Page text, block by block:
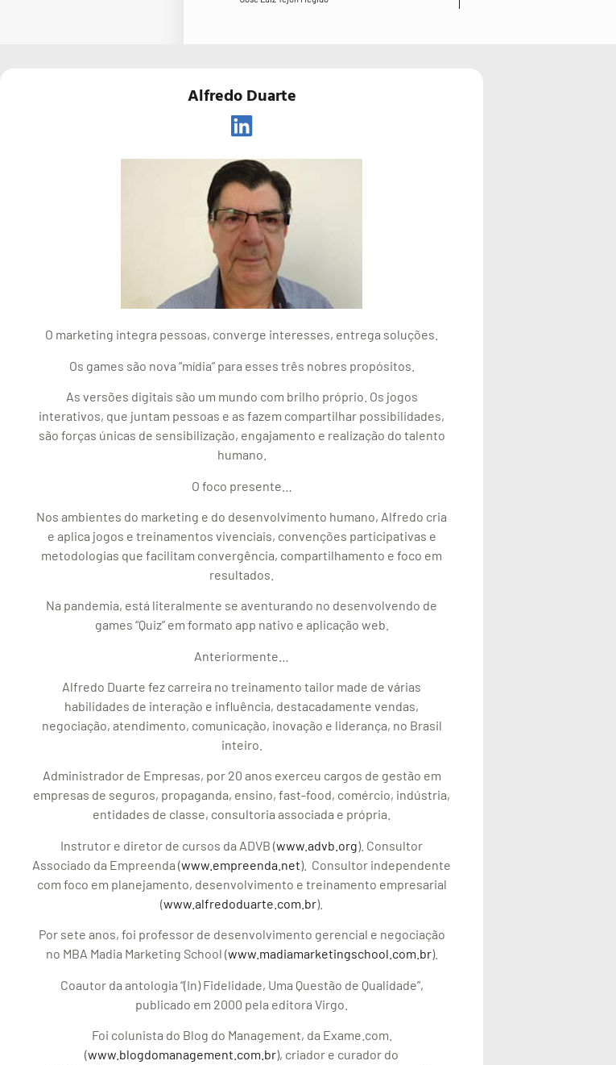
Alfredo Duarte
O marketing integra pessoas, converge interesses, entrega soluções.
Os games são nova “mídia” para esses três nobres propósitos.
As versões digitais são um mundo com brilho próprio. Os jogos
interativos, que juntam pessoas e as fazem compartilhar possibilidades,
são forças únicas de sensibilização, engajamento e realização do talento
humano.
O foco presente…
Nos ambientes do marketing e do desenvolvimento humano, Alfredo cria
e aplica jogos e treinamentos vivenciais, convenções participativas e
metodologias que facilitam convergência, compartilhamento e foco em
resultados.
Na pandemia, está literalmente se aventurando no desenvolvendo de
games “Quiz” em formato app nativo e aplicação web.
Anteriormente…
Alfredo Duarte fez carreira no treinamento tailor made de várias
habilidades de interação e influência, destacadamente vendas,
negociação, atendimento, comunicação, inovação e liderança, no Brasil
inteiro.
Administrador de Empresas, por 20 anos exerceu cargos de gestão em
empresas de seguros, propaganda, ensino, fast-food, comércio, indústria,
entidades de classe, consultoria associada e própria.
Instrutor e diretor de cursos da ADVB (www.advb.org). Consultor
Associado da Empreenda (www.empreenda.net). Consultor independente
com foco em planejamento, desenvolvimento e treinamento empresarial
(www.alfredoduarte.com.br).
Por sete anos, foi professor de desenvolvimento gerencial e negociação
no MBA Madia Marketing School (www.madiamarketingschool.com.br).
Coautor da antologia “(In) Fidelidade, Uma Questão de Qualidade”,
publicado em 2000 pela editora Virgo.
Foi colunista do Blog do Management, da Exame.com.
(www.blogdomanagement.com.br), criador e curador do